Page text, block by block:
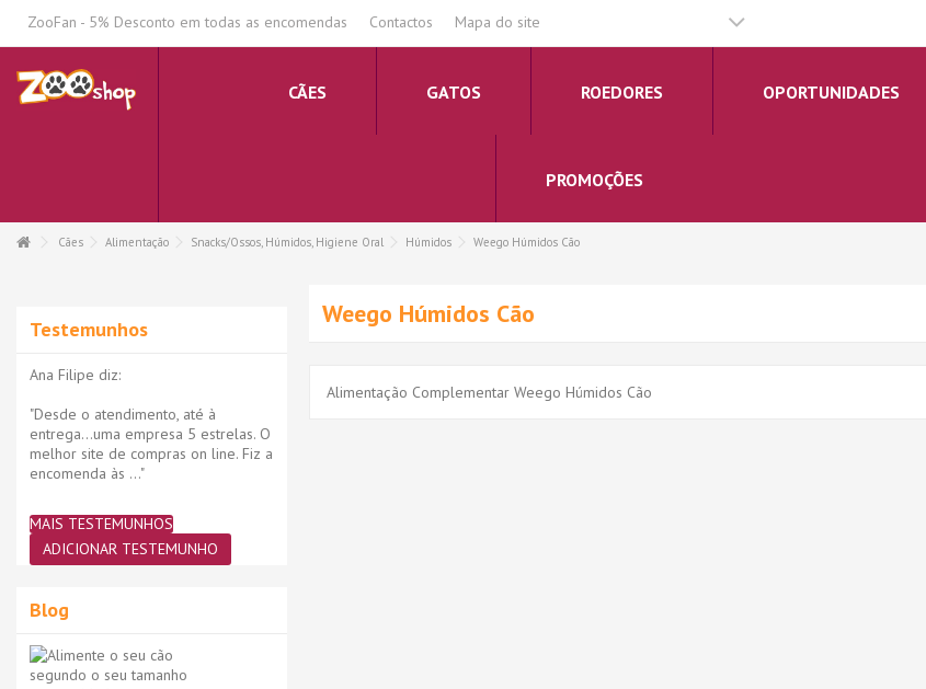
ZooFan - 5% Desconto em todas as encomendas Contactos Mapa do site
CÃES GATOS ROEDORES OPORTUNIDADES
PROMOÇÕES
Cães Alimentação Snacks/Ossos, Húmidos, Higiene Oral Húmidos Weego Húmidos Cão
Weego Húmidos Cão
Alimentação Complementar Weego Húmidos Cão
Testemunhos
Ana Filipe diz:
"Desde o atendimento, até à
entrega...uma empresa 5 estrelas. O
melhor site de compras on line. Fiz a
encomenda às ..."
MAIS TESTEMUNHOS
ADICIONAR TESTEMUNHO
Blog